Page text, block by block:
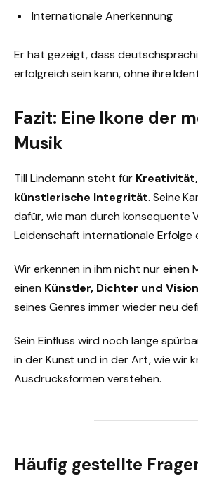
Internationale Anerkennung
Er hat gezeigt, dass
erfolgreich sein kann, ohne ihre
Fazit: Eine Ikone der
Musik
Till Lindemann steht für
künstlerische Integrität. Seine
dafür, wie man durch konsequente
Leidenschaft internationale Erfolge
Wir erkennen in ihm nicht nur einen
einen Künstler, Dichter und
seines Genres immer wieder neu
Sein Einfluss wird noch lange
in der Kunst und in der Art, wie wir
Ausdrucksformen verstehen.
Häufig gestellte